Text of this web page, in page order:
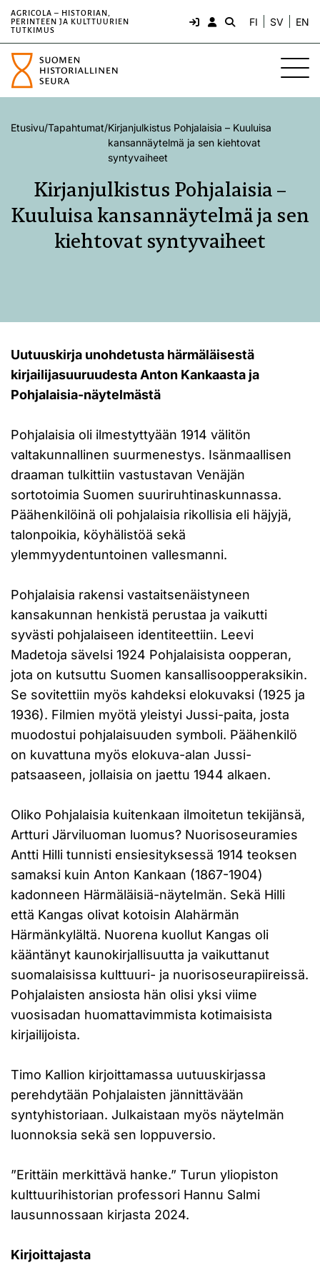
AGRICOLA – HISTORIAN,
PERINTEEN JA KULTTUURIEN
TUTKIMUS
FI SV EN
Etusivu/Tapahtumat/Kirjanjulkistus Pohjalaisia – Kuuluisa
kansannäytelmä ja sen kiehtovat
syntyvaiheet
Kirjanjulkistus Pohjalaisia –
Kuuluisa kansannäytelmä ja sen
kiehtovat syntyvaiheet
Uutuuskirja unohdetusta härmäläisestä
kirjailijasuuruudesta Anton Kankaasta ja
Pohjalaisia-näytelmästä
Pohjalaisia oli ilmestyttyään 1914 välitön
valtakunnallinen suurmenestys. Isänmaallisen
draaman tulkittiin vastustavan Venäjän
sortotoimia Suomen suuriruhtinaskunnassa.
Päähenkilöinä oli pohjalaisia rikollisia eli häjyjä,
talonpoikia, köyhälistöä sekä
ylemmyydentuntoinen vallesmanni.
Pohjalaisia rakensi vastaitsenäistyneen
kansakunnan henkistä perustaa ja vaikutti
syvästi pohjalaiseen identiteettiin. Leevi
Madetoja sävelsi 1924 Pohjalaisista oopperan,
jota on kutsuttu Suomen kansallisoopperaksikin.
Se sovitettiin myös kahdeksi elokuvaksi (1925 ja
1936). Filmien myötä yleistyi Jussi-paita, josta
muodostui pohjalaisuuden symboli. Päähenkilö
on kuvattuna myös elokuva-alan Jussi-
patsaaseen, jollaisia on jaettu 1944 alkaen.
Oliko Pohjalaisia kuitenkaan ilmoitetun tekijänsä,
Artturi Järviluoman luomus? Nuorisoseuramies
Antti Hilli tunnisti ensiesityksessä 1914 teoksen
samaksi kuin Anton Kankaan (1867-1904)
kadonneen Härmäläisiä-näytelmän. Sekä Hilli
että Kangas olivat kotoisin Alahärmän
Härmänkylältä. Nuorena kuollut Kangas oli
kääntänyt kaunokirjallisuutta ja vaikuttanut
suomalaisissa kulttuuri- ja nuorisoseurapiireissä.
Pohjalaisten ansiosta hän olisi yksi viime
vuosisadan huomattavimmista kotimaisista
kirjailijoista.
Timo Kallion kirjoittamassa uutuuskirjassa
perehdytään Pohjalaisten jännittävään
syntyhistoriaan. Julkaistaan myös näytelmän
luonnoksia sekä sen loppuversio.
”Erittäin merkittävä hanke.” Turun yliopiston
kulttuurihistorian professori Hannu Salmi
lausunnossaan kirjasta 2024.
Kirjoittajasta